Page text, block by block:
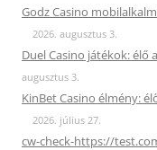
Godz Casino
2026. augusztus 3.
Duel Casino játékok: élő
augusztus 3.
KinBet Casino élmény:
2026. július 27.
cw-check-https://